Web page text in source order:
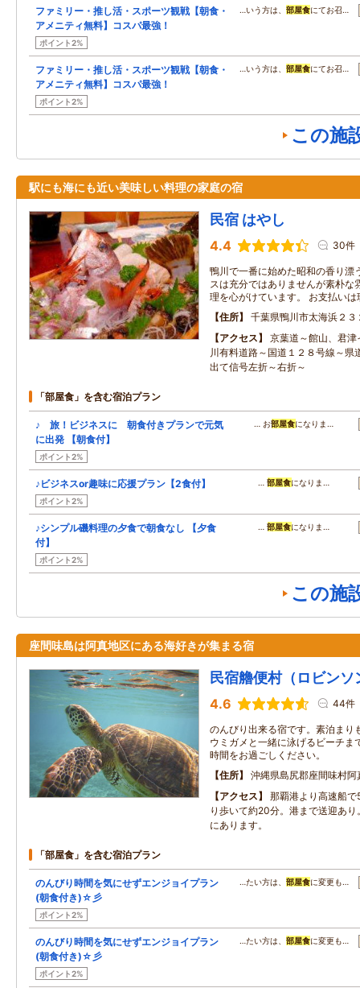
ファミリー・推し活・スポーツ観戦【朝食・
アメニティ無料】コスパ最強！
ポイント2%
…いう方は、 部屋食にてお召…
ファミリー・推し活・スポーツ観戦【朝食・
アメニティ無料】コスパ最強！
ポイント2%
…いう方は、 部屋食にてお召…
この施
駅にも海にも近い美味しい料理の家庭の宿
民宿 はやし
4.4 30件
鴨川で一番に始めた昭和の香り漂
スは充分ではありませんが素朴な
理を心がけています。 お支
住所
千葉県鴨川市太海浜２３
アクセス
京葉道～館山、君
川有料道路～国道１２８号線～県
出て信号左折～右折～
「部屋食」を含む宿泊プラン
♪ 旅！ビジネスに 朝食付きプランで元気
に出発 【朝食付】
ポイント2%
… お部屋食になりま…
♪ビジネスor趣味に応援プラン【2食付】
ポイント2%
…部屋食になりま…
♪シンプル磯料理の夕食で朝食なし 【夕食
付】
ポイント2%
…部屋食になりま…
この施
座間味島は阿真地区にある海好きが集まる宿
民宿艪便村（ロビンソ
4.6 44件
のんびり出来る宿です。素泊まり
ウミガメと一緒に泳げるビーチま
時間をお過ごしください。
住所
沖縄県島尻郡座間味村阿
アクセス
那覇港より高速船
り歩いて約20分。港まで送迎あ
にあります。
「部屋食」を含む宿泊プラン
のんびり時間を気にせずエンジョイプラン
(朝食付き)☆彡
ポイント2%
…たい方は、 部屋食に変更も…
のんびり時間を気にせずエンジョイプラン
(朝食付き)☆彡
ポイント2%
…たい方は、 部屋食に変更も…